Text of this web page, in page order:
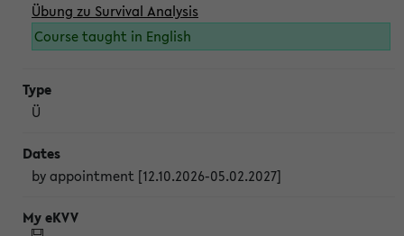
Übung zu Survival Analysis
Course taught in English
Ü
by appointment [12.10.2026-05.02.2027]